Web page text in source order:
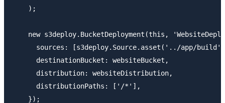
    );
new s3deploy.BucketDeployment(this,
sources: [s3deploy.Source.asset('../app/
      destinationBucket: websiteBucket,
      distribution: websiteDistribution,
      distributionPaths: ['/*'],
    });